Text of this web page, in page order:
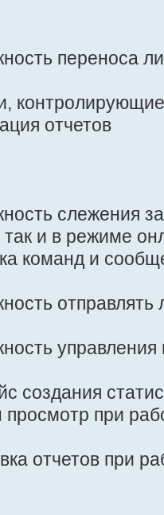
переноса
отчетов
слежения
и в режиме
команд и
отправлять
создания
при
отчетов при